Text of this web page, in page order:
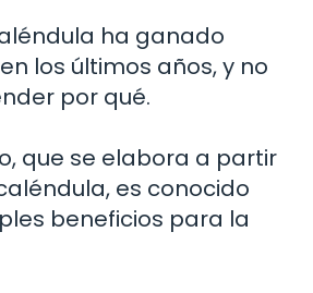
ha ganado
los últimos años, y no
por qué.
que se elabora a partir
es conocido
beneficios para la